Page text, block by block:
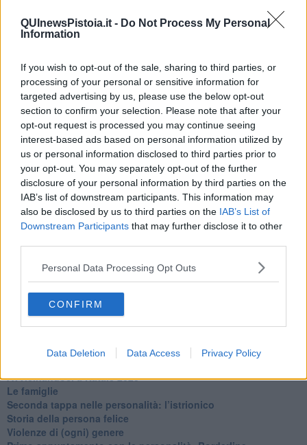
QUInewsPistoia.it - Do Not Process My Personal
Information
If you wish to opt-out of the sale, sharing to third parties, or
processing of your personal or sensitive information for
targeted advertising by us, please use the below opt-out
section to confirm your selection. Please note that after your
opt-out request is processed you may continue seeing
interest-based ads based on personal information utilized by
us or personal information disclosed to third parties prior to
your opt-out. You may separately opt-out of the further
disclosure of your personal information by third parties on the
IAB’s list of downstream participants. This information may
also be disclosed by us to third parties on the IAB’s List of
Downstream Participants that may further disclose it to other
Personal Data Processing Opt Outs
CONFIRM
Data Deletion Data Access Privacy Policy
Adultescenza
Homo imbecillis
Quando il silenzio è aggressivo
​Il passato, questo conosciuto!
​Clima ballerino e sbalzi d’umore
La maternità
​L’uomo o l’orso?
Non hanno un amico a teatro​
​Tutta una questione di rispetto
​Cose che ci esauriscono
​Vespa che passione!
​Lasciate ai vostri figli il diritto di piangere
​Parole d’amore regalate al vento
​Essere genitori di un adolescente
​Saper pazientare
Ma ti ascolti?
Contornati di persone che…
Non dare niente per scontato
Che cos’è la dipendenza affettiva?
​Iniziamo l’anno con il piede giusto
​Terza tappa nelle personalità: l’antisociale
​Avvicinandoci a Natale 2023
Le famiglie
Seconda tappa nelle personalità: l’istrionico
​Storia della persona felice
Violenze di (ogni) genere